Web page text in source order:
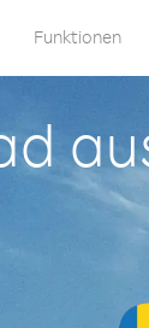
Funktionen